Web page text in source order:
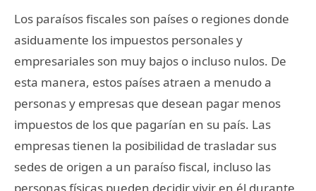
Los paraísos fiscales son países o regiones donde
asiduamente los impuestos personales y
empresariales son muy bajos o incluso nulos. De
esta manera, estos países atraen a menudo a
personas y empresas que desean pagar menos
impuestos de los que pagarían en su país. Las
empresas tienen la posibilidad de trasladar sus
sedes de origen a un paraíso fiscal, incluso las
personas físicas pueden decidir vivir en él durante